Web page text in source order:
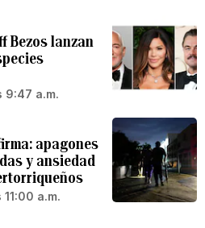
Bezos lanzan
9:47 a.m.
apagones
y ansiedad
a.m.